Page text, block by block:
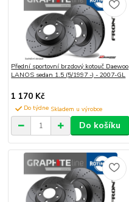
Přední sportovní brzdový kotouč Daewoo
LANOS sedan 1.5 (5/1997 -) - 2007-GL
1 170 Kč
Do týdne
Do košíku